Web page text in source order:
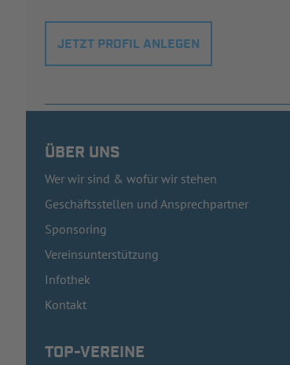
JETZT PROFIL ANLEGEN
ÜBER UNS
Wer wir sind & wofür wir stehen
Geschäftsstellen und Ansprechpartner
Sponsoring
Vereinsunterstützung
Infothek
Kontakt
TOP-VEREINE